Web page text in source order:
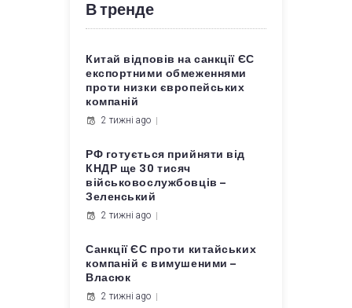
В тренде
Китай відповів на санкції ЄС
експортними обмеженнями
проти низки європейських
компаній
2 тижні ago
РФ готується прийняти від
КНДР ще 30 тисяч
військовослужбовців –
Зеленський
2 тижні ago
Санкції ЄС проти китайських
компаній є вимушеними –
Власюк
2 тижні ago